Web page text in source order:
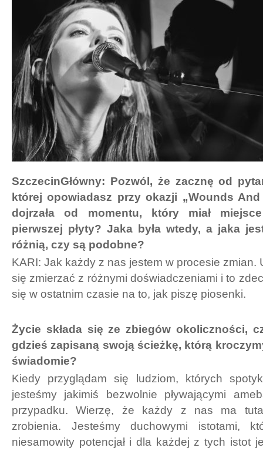
SzczecinGłówny: Pozwól, że zacznę od
której opowiadasz przy okazji „Wounds
dojrzała od momentu, który miał
pierwszej płyty? Jaka była wtedy, a jaka
różnią, czy są podobne?
KARI: Jak każdy z nas jestem w procesie zmian.
się zmierzać z różnymi doświadczeniami i to
się w ostatnim czasie na to, jak piszę piosenki.
Życie składa się ze zbiegów okoliczności,
gdzieś zapisaną swoją ścieżkę, którą
świadomie?
Kiedy przyglądam się ludziom, których
jesteśmy jakimiś bezwolnie pływającymi
przypadku. Wierzę, że każdy z nas ma
zrobienia. Jesteśmy duchowymi istotami,
niesamowity potencjał i dla każdej z tych istot